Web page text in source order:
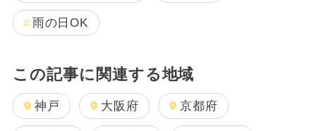
雨の日OK
この記事に関連する地域
神戸 大阪府 京都府